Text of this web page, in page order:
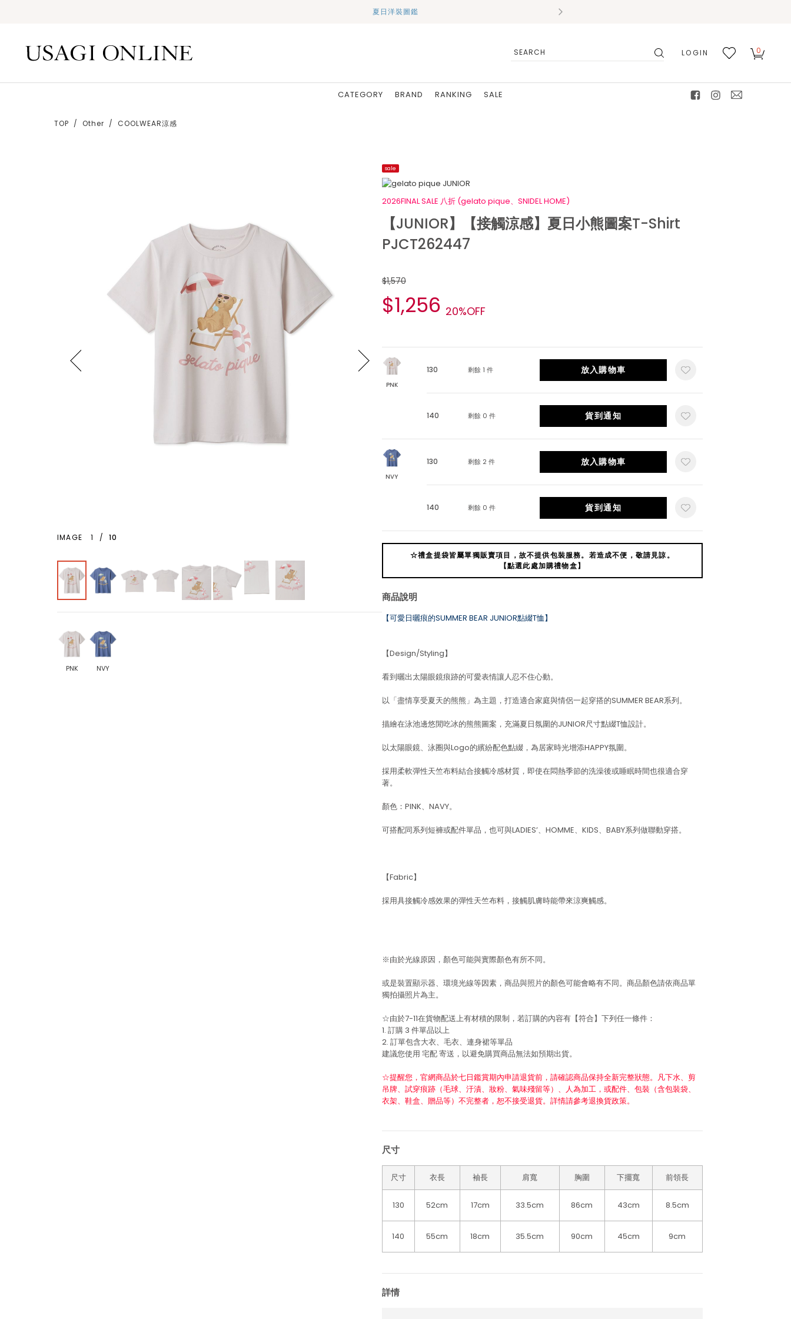
夏日洋裝圖鑑
LOGIN 0
CATEGORY BRAND RANKING
SALE
TOP Other COOLWEAR涼感
IMAGE 1 / 10
PNK NVY
sale
2026FINAL SALE 八折 (gelato pique、SNIDEL HOME)
【JUNIOR】【接觸涼感】夏日小熊圖案T-Shirt
PJCT262447
$1,570
$1,256 20%OFF
PNK
130 剩餘 1 件 放入購物車
140 剩餘 0 件 貨到通知
NVY
130 剩餘 2 件 放入購物車
140 剩餘 0 件 貨到通知
☆禮盒提袋皆屬單獨販賣項目，故不提供包裝服務。若造成不便，敬請見諒。
【點選此處加購禮物盒】
商品說明
【可愛日曬痕的SUMMER BEAR JUNIOR點綴T恤】
【Design/Styling】
看到曬出太陽眼鏡痕跡的可愛表情讓人忍不住心動。
以「盡情享受夏天的熊熊」為主題，打造適合家庭與情侶一起穿搭的SUMMER BEAR系列。
描繪在泳池邊悠閒吃冰的熊熊圖案，充滿夏日氛圍的JUNIOR尺寸點綴T恤設計。
以太陽眼鏡、泳圈與Logo的繽紛配色點綴，為居家時光增添HAPPY氛圍。
採用柔軟彈性天竺布料結合接觸冷感材質，即使在悶熱季節的洗澡後或睡眠時間也很適合穿
著。
顏色：PINK、NAVY。
可搭配同系列短褲或配件單品，也可與LADIES’、HOMME、KIDS、BABY系列做聯動穿搭。
【Fabric】
採用具接觸冷感效果的彈性天竺布料，接觸肌膚時能帶來涼爽觸感。
※由於光線原因，顏色可能與實際顏色有所不同。
或是裝置顯示器、環境光線等因素，商品與照片的顏色可能會略有不同。商品顏色請依商品單
獨拍攝照片為主。
☆由於7-11在貨物配送上有材積的限制，若訂購的內容有【符合】下列任一條件：
1. 訂購 3 件單品以上
2. 訂單包含大衣、毛衣、連身裙等單品
建議您使用 宅配寄送，以避免購買商品無法如預期出貨。
☆提醒您，官網商品於七日鑑賞期內申請退貨前，請確認商品保持全新完整狀態。凡下水、剪
吊牌、試穿痕跡（毛球、汙漬、妝粉、氣味殘留等）、人為加工，或配件、包裝（含包裝袋、
衣架、鞋盒、贈品等）不完整者，恕不接受退貨。詳情請參考退換貨政策。
尺寸
尺寸 衣長 袖長 肩寬 胸圍 下擺寬 前領長
130 52cm 17cm 33.5cm 86cm 43cm 8.5cm
140 55cm 18cm 35.5cm 90cm 45cm 9cm
詳情